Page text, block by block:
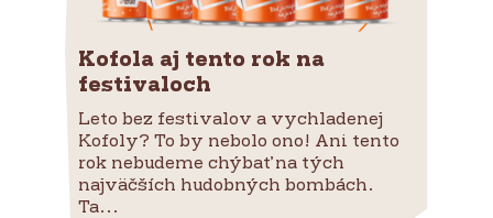
Kofola aj tento rok na
festivaloch
Leto bez festivalov a vychladenej
Kofoly? To by nebolo ono! Ani tento
rok nebudeme chýbať na tých
najväčších hudobných bombách.
Ta...